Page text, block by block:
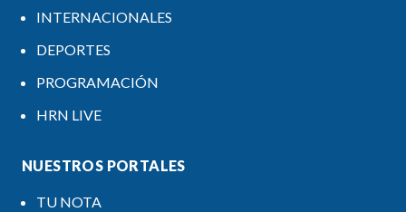
INTERNACIONALES
DEPORTES
PROGRAMACIÓN
HRN LIVE
NUESTROS PORTALES
TU NOTA